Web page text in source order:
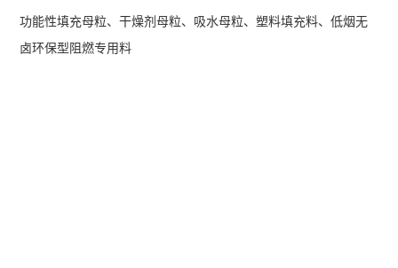
功能性填充母粒、干燥剂母粒、吸水母粒、塑料填充料、低烟无
卤环保型阻燃专用料